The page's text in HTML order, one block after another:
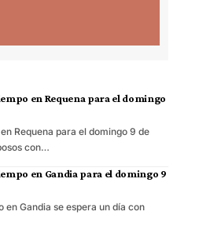
en Requena para el domingo
Requena para el domingo 9 de
con…
en Gandia para el domingo 9
en Gandia se espera un día con